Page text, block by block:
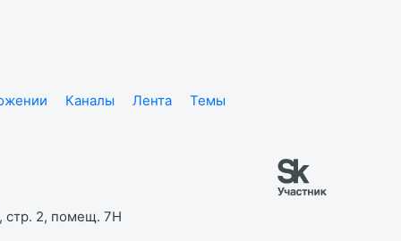
Каналы Лента
Темы
стр. 2, помещ. 7Н